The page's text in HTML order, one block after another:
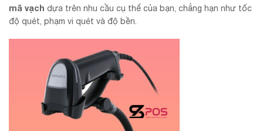
mã vạch dựa trên nhu cầu cụ thể của bạn, chẳng hạn như tốc
độ quét, phạm vi quét và độ bền.